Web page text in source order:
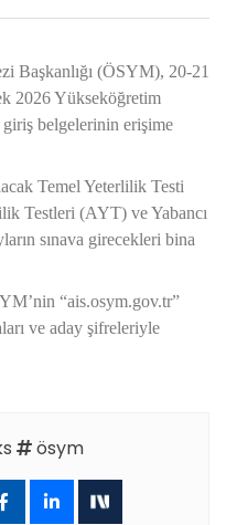
Başkanlığı (ÖSYM), 20-21
2026 Yükseköğretim
giriş belgelerinin erişime
Temel Yeterlilik Testi
Testleri (AYT) ve Yabancı
sınava girecekleri bina
“ais.osym.gov.tr”
ve aday şifreleriyle
ösym